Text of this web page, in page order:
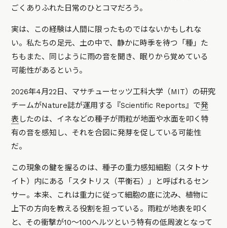
ごくありふれた日常のひとコマだろう。
実は、この経験は人間に限ったものではないかもしれな
い。私たちの足元、土の中で、静かに時季を待つ「種」た
ちもまた、同じように雨の音を聞き、眠りから覚めている
可能性があるという。
2026年4月22日、マサチューセッツ工科大学（MIT）の研究
チームがNature誌が運用する『Scientific Reports』で発
表 したのは、イネなどの種子が雨粒が地面や水面を叩く特
有の音を感知し、それを合図に発芽を促している可能性
だ。
この現象の鍵を握るのは、種子の重力感知細胞（スタトサ
イト）内にある「スタトリス（平衡石）」と呼ばれるセン
サー。本来、これは重力に従って細胞の底に沈み、植物に
上下の方向を教える役割を担っている。雨粒が地表を叩く
と、その衝撃が10〜100ヘルツという特有の低周波となって